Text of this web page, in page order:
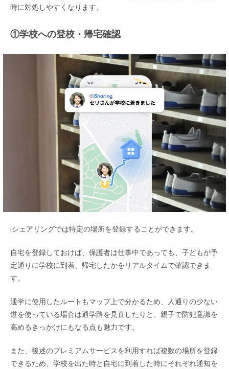
時に対処しやすくなります。
①学校への登校・帰宅確認
iシェアリングでは特定の場所を登録することができます。
自宅を登録しておけば、保護者は仕事中であっても、子どもが予
定通りに学校に到着、帰宅したかをリアルタイムで確認できま
す。
通学に使用したルートもマップ上で分かるため、人通りの少ない
道を使っている場合は通学路を見直したりと、親子で防犯意識を
高めるきっかけにもなる点も魅力です。
また、後述のプレミアムサービスを利用すれば複数の場所を登録
できるため、学校を出た時と自宅に到着した時にそれぞれ通知を